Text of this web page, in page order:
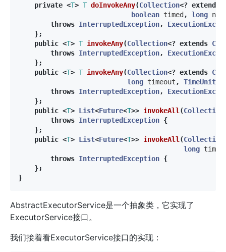
private <T> T doInvokeAny(Collection<? extends
boolean timed, long
throws InterruptedException,
};
public <T> T invokeAny(Collection<? extends
throws InterruptedException,
};
public <T> T invokeAny(Collection<? extends
long timeout , TimeUnit
throws InterruptedException,
};
public <T> List<Future<T>> invokeAll (Collection
throws InterruptedException {
};
public <T> List<Future<T>> invokeAll (Collection
long
throws InterruptedException {
};
}
AbstractExecutorService是一个抽象类，它实现了
ExecutorService接口。
我们接着看ExecutorService接口的实现：